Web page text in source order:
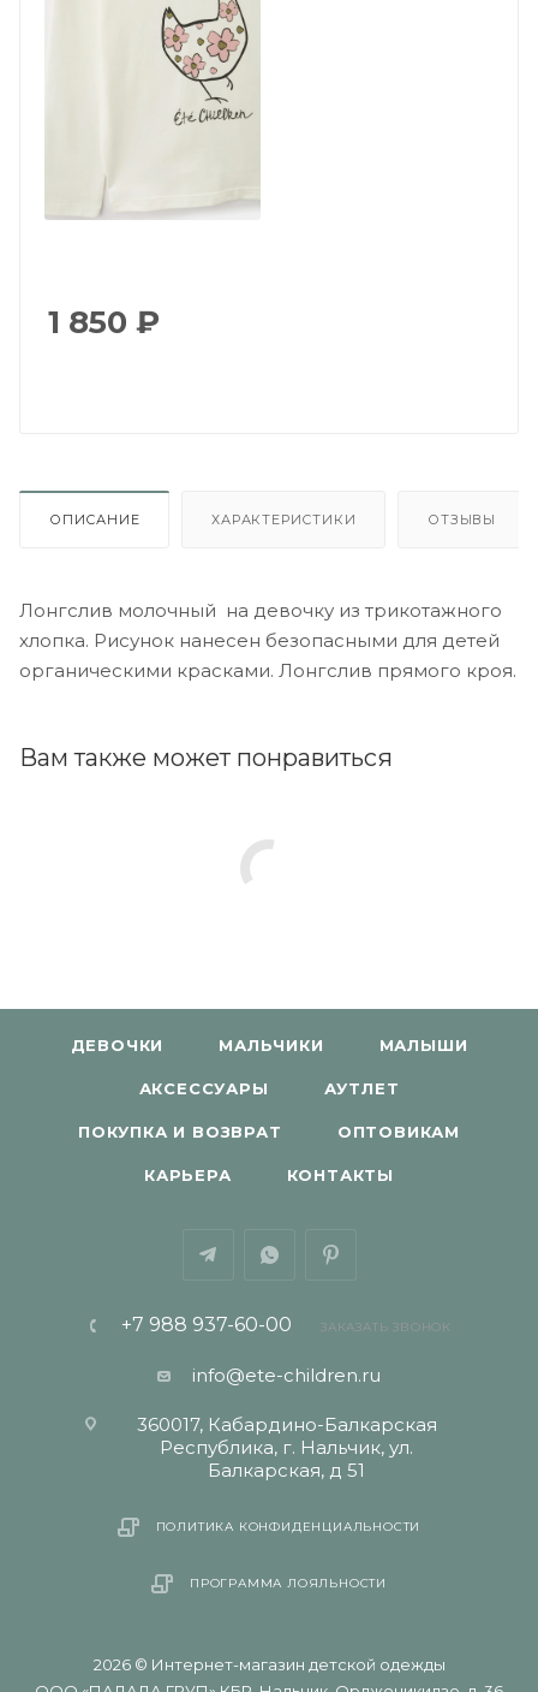
1 850 ₽
ОПИСАНИЕ ХАРАКТЕРИСТИКИ ОТЗЫВЫ
Лонгслив молочный на девочку из трикотажного
хлопка. Рисунок нанесен безопасными для детей
органическими красками. Лонгслив прямого кроя.
Вам также может понравиться
ДЕВОЧКИ МАЛЬЧИКИ МАЛЫШИ
АКСЕССУАРЫ АУТЛЕТ
ПОКУПКА И ВОЗВРАТ ОПТОВИКАМ
КАРЬЕРА КОНТАКТЫ
+7 988 937-60-00 ЗАКАЗАТЬ ЗВОНОК
info@ete-children.ru
360017, Кабардино-Балкарская
Республика, г. Нальчик, ул.
Балкарская, д 51
ПОЛИТИКА КОНФИДЕНЦИАЛЬНОСТИ
ПРОГРАММА ЛОЯЛЬНОСТИ
2026 © Интернет-магазин детской одежды